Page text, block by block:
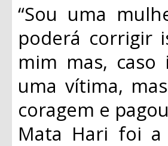
“Sou uma
poderá corrigir
mim mas, caso
uma vítima,
coragem e
Mata Hari foi a